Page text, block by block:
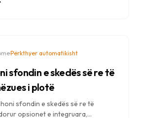
·Përkthyer automatikisht
sfondin e skedës së re të
i plotë
sfondin e skedës së re të
opsionet e integruara,